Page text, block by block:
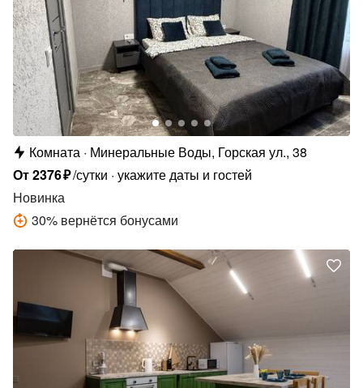
Комната Минеральные Воды, Горская ул., 38
От2376₽/сутки укажите даты и гостей
Новинка
30% вернётся бонусами